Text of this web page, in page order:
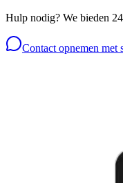
Hulp nodig? We bieden
Contact opnemen met